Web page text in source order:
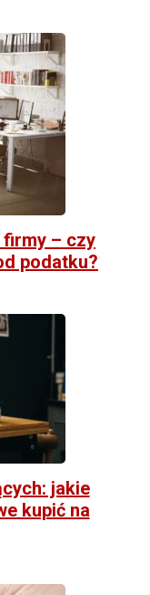
– czy
podatku?
jakie
kupić na